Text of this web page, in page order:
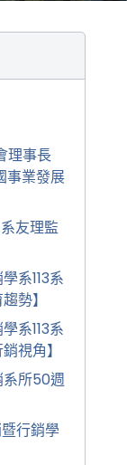
理事長
事業發展
友理監
系113系
勢】
系113系
視角】
系所50週
行銷學